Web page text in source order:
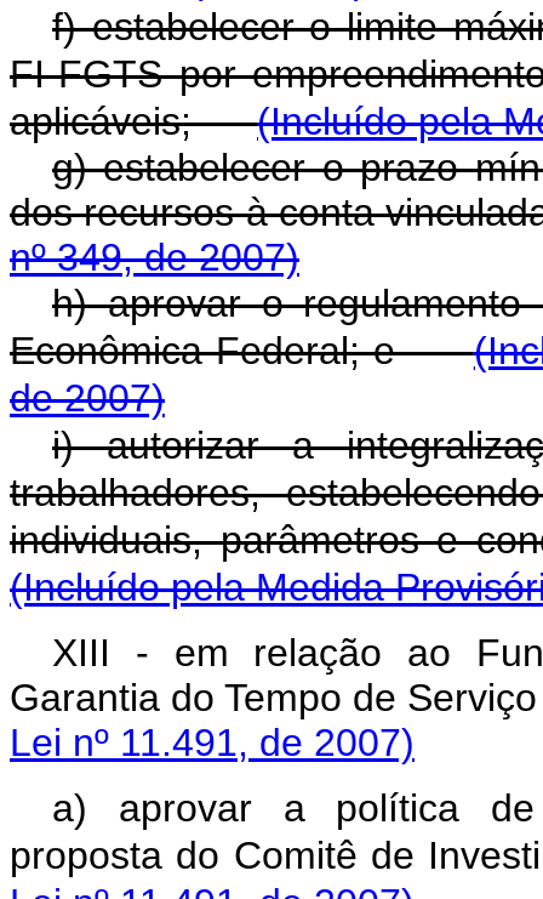
f) estabelecer o limite
FI-FGTS por
aplicáveis;(Incluído pela
g) estabelecer o prazo
dos recursos à conta
nº 349, de 2007)
h) aprovar o
Econômica Federal; e
de 2007)
i) autorizar a
trabalhadores,
individuais, parâmetros e
(Incluído pela Medida
XIII - em relação ao
Garantia do Tempo de
Lei nº 11.491, de 2007)
a) aprovar a política de
proposta do Comitê